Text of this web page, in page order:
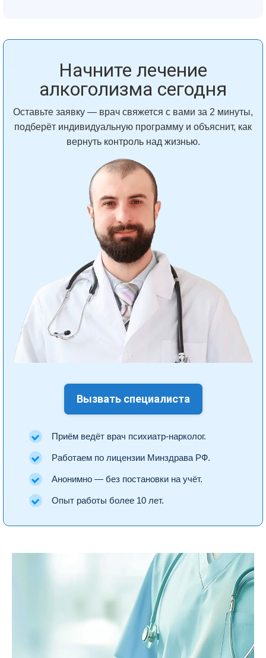
Начните лечение
алкоголизма сегодня
Оставьте заявку — врач свяжется с вами за 2 минуты,
подберёт индивидуальную программу и объяснит, как
вернуть контроль над жизнью.
Вызвать специалиста
Приём ведёт врач психиатр-нарколог.
Работаем по лицензии Минздрава РФ.
Анонимно — без постановки на учёт.
Опыт работы более 10 лет.